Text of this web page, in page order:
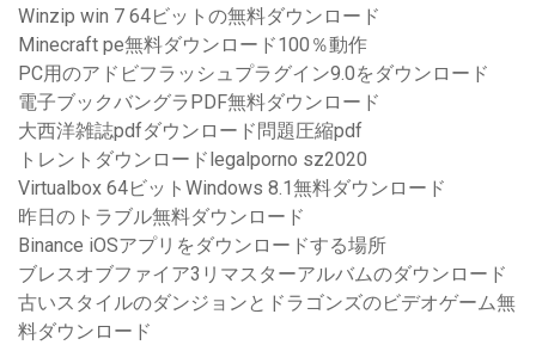
Winzip win 7 64ビットの無料ダウンロード
Minecraft pe無料ダウンロード100％動作
PC用のアドビフラッシュプラグイン9.0をダウンロード
電子ブックバングラPDF無料ダウンロード
大西洋雑誌pdfダウンロード問題圧縮pdf
トレントダウンロードlegalporno sz2020
Virtualbox 64ビットWindows 8.1無料ダウンロード
昨日のトラブル無料ダウンロード
Binance iOSアプリをダウンロードする場所
ブレスオブファイア3リマスターアルバムのダウンロード
古いスタイルのダンジョンとドラゴンズのビデオゲーム無
料ダウンロード